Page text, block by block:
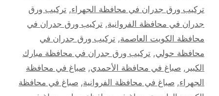
تركيب ورق جدران في محافظة الجهراء, تركيب ورق
جدران في محافظة الفروانية, تركيب ورق جدران في
محافظة الكويت العاصمة, تركيب ورق جدران في
محافظة حولي, تركيب ورق جدران في محافظة مبارك
الكبير , صباغ في محافظة الأحمدي, صباغ في محافظة
الجهراء, صباغ في محافظة الفروانية, صباغ في محافظة